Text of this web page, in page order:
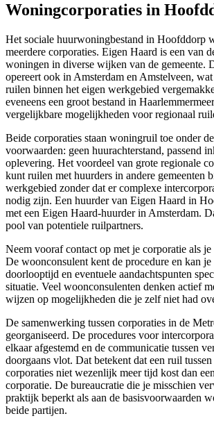
Woningcorporaties in
Het sociale huurwoningbestand in Hoofddorp
meerdere corporaties. Eigen Haard is een van
woningen in diverse wijken van de gemeente.
opereert ook in Amsterdam en Amstelveen,
ruilen binnen het eigen werkgebied
eveneens een groot bestand in
vergelijkbare mogelijkheden voor regionaal
Beide corporaties staan woningruil toe onder
voorwaarden: geen huurachterstand, passend
oplevering. Het voordeel van grote regionale
kunt ruilen met huurders in andere gemeenten
werkgebied zonder dat er complexe
nodig zijn. Een huurder van Eigen Haard in
met een Eigen Haard-huurder in Amsterdam.
pool van potentiele ruilpartners.
Neem vooraf contact op met je corporatie als
De woonconsulent kent de procedure en kan je
doorlooptijd en eventuele aandachtspunten
situatie. Veel woonconsulenten denken actief
wijzen op mogelijkheden die je zelf niet had
De samenwerking tussen corporaties in de
georganiseerd. De procedures voor
elkaar afgestemd en de communicatie tussen
doorgaans vlot. Dat betekent dat een ruil
corporaties niet wezenlijk meer tijd kost dan
corporatie. De bureaucratie die je misschien
praktijk beperkt als aan de basisvoorwaarden
beide partijen.